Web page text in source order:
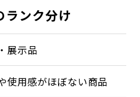
ランク分け
展示品
使用感がほぼない商品